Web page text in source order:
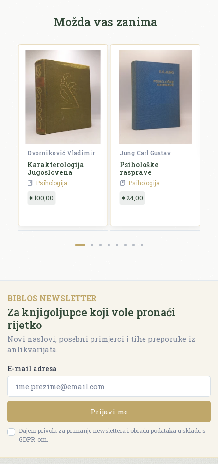
Možda vas zanima
Dvorniković Vladimir
Karakterologija
Jugoslovena
Psihologija
€ 100,00
Jung Carl Gustav
Psihološke
rasprave
Psihologija
€ 24,00
BIBLOS NEWSLETTER
Za knjigoljupce koji vole pronaći
rijetko
Novi naslovi, posebni primjerci i tihe preporuke iz
antikvarijata.
E-mail adresa
Prijavi me
Dajem privolu za primanje newslettera i obradu podataka u skladu s
GDPR-om.